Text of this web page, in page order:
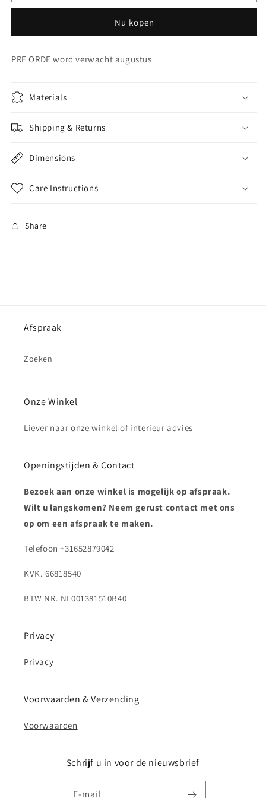
Clementine,glasClementine,glas
Nu kopen
PRE ORDE word verwacht augustus
Materials
Shipping & Returns
Dimensions
Care Instructions
Share
Afspraak
Zoeken
Onze Winkel
Liever naar onze winkel of interieur advies
Openingstijden & Contact
Bezoek aan onze winkel is mogelijk op afspraak.
Wilt u langskomen? Neem gerust contact met ons
op om een afspraak te maken.
Telefoon +31652879042
KVK. 66818540
BTW NR. NL001381510B40
Privacy
Privacy
Voorwaarden & Verzending
Voorwaarden
Schrijf u in voor de nieuwsbrief
E‑mail